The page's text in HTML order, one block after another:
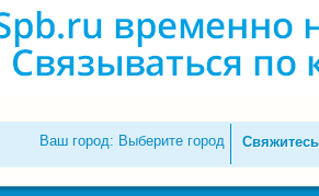
Ваш город: Выберите город